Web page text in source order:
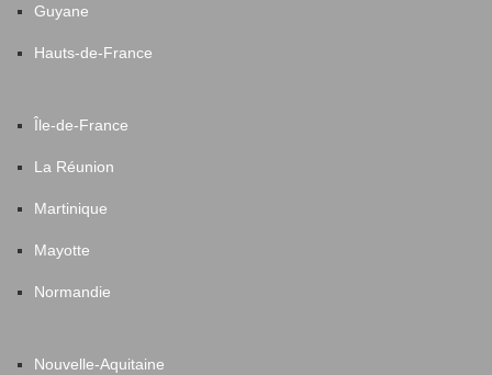
Guyane
Hauts-de-France
Île-de-France
La Réunion
Martinique
Mayotte
Normandie
Nouvelle-Aquitaine